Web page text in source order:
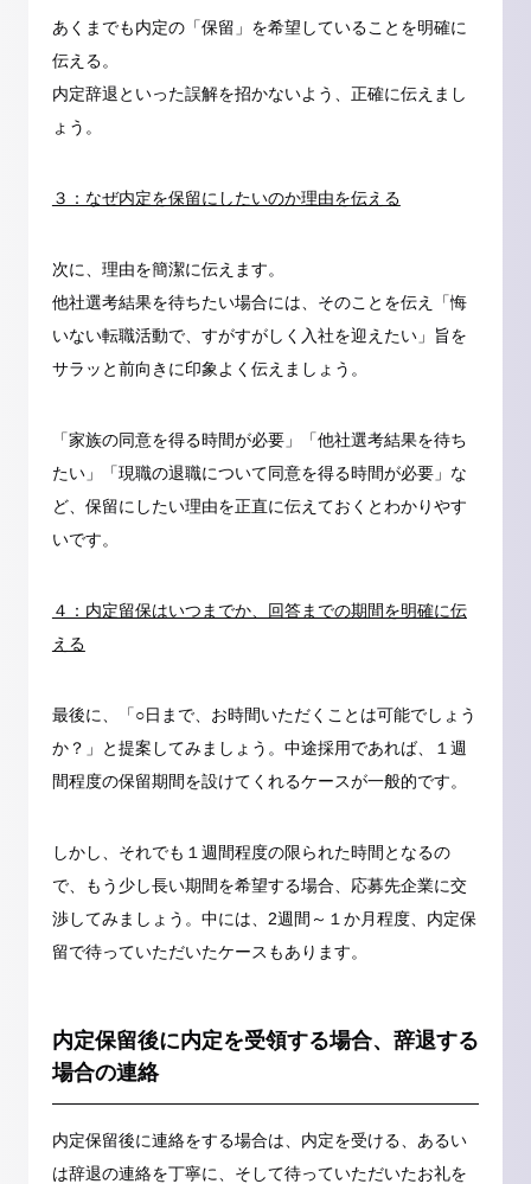
あくまでも内定の「保留」を希望していることを明確に
伝える。
内定辞退といった誤解を招かないよう、正確に伝えまし
ょう。
３：なぜ内定を保留にしたいのか理由を伝える
次に、理由を簡潔に伝えます。
他社選考結果を待ちたい場合には、そのことを伝え「悔
いない転職活動で、すがすがしく入社を迎えたい」旨を
サラッと前向きに印象よく伝えましょう。
「家族の同意を得る時間が必要」「他社選考結果を待ち
たい」「現職の退職について同意を得る時間が必要」な
ど、保留にしたい理由を正直に伝えておくとわかりやす
いです。
４：内定留保はいつまでか、回答までの期間を明確に伝
える
最後に、「○日まで、お時間いただくことは可能でしょう
か？」と提案してみましょう。中途採用であれば、１週
間程度の保留期間を設けてくれるケースが一般的です。
しかし、それでも１週間程度の限られた時間となるの
で、もう少し長い期間を希望する場合、応募先企業に交
渉してみましょう。中には、2週間～１か月程度、内定保
留で待っていただいたケースもあります。
内定保留後に内定を受領する場合、辞退する
場合の連絡
内定保留後に連絡をする場合は、内定を受ける、あるい
は辞退の連絡を丁寧に、そして待っていただいたお礼を